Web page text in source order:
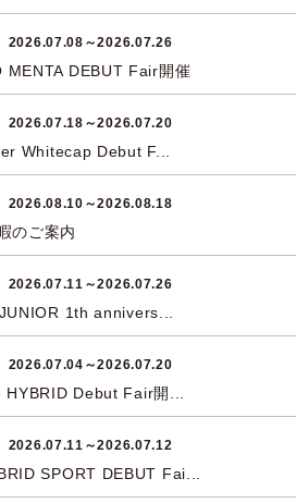
2026.07.08～2026.07.26
MENTA DEBUT Fair開催
2026.07.18～2026.07.20
Whitecap Debut F...
2026.08.10～2026.08.18
のご案内
2026.07.11～2026.07.26
1th annivers...
2026.07.04～2026.07.20
Debut Fair開...
2026.07.11～2026.07.12
SPORT DEBUT Fai...